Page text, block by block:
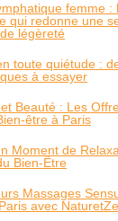
femme :
qui redonne une
légèreté
toute quiétude :
à essayer
Beauté : Les
être à Paris
Moment de
Bien-Être
Massages
avec